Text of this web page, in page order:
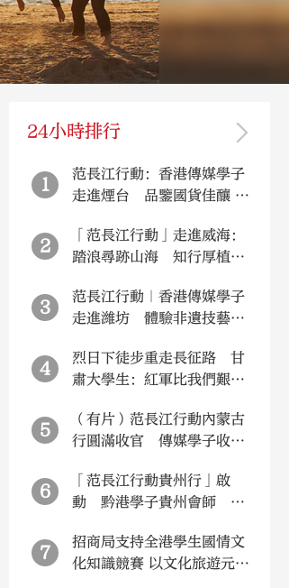
24小時排行
1
范長江行動：香港傳媒學子
走進煙台 品鑒國貨佳釀 探
2
「范長江行動」走進威海：
踏浪尋跡山海 知行厚植家
3
范長江行動｜香港傳媒學子
走進濰坊 體驗非遺技藝品
4
烈日下徒步重走長征路 甘
肅大學生：紅軍比我們艱苦
5
（有片）范長江行動內蒙古
行圓滿收官 傳媒學子收穫
6
「范長江行動貴州行」啟
動 黔港學子貴州會師 追
7
招商局支持全港學生國情文
化知識競賽 以文化旅遊元素